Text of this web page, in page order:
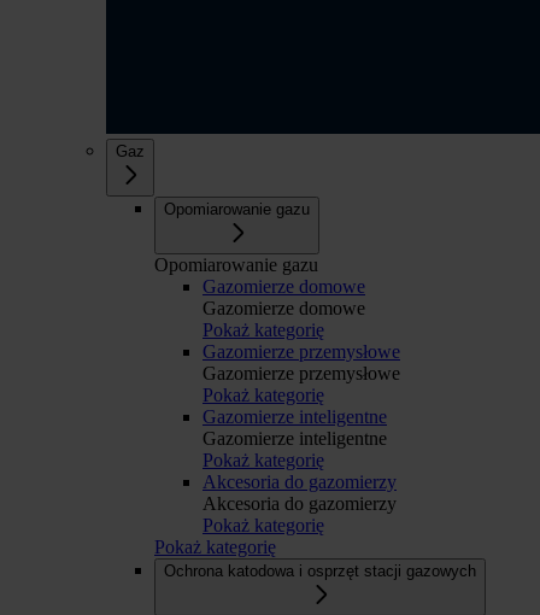
Gaz
Opomiarowanie gazu
Opomiarowanie gazu
Gazomierze domowe
Gazomierze domowe
Pokaż kategorię
Gazomierze przemysłowe
Gazomierze przemysłowe
Pokaż kategorię
Gazomierze inteligentne
Gazomierze inteligentne
Pokaż kategorię
Akcesoria do gazomierzy
Akcesoria do gazomierzy
Pokaż kategorię
Pokaż kategorię
Ochrona katodowa i osprzęt stacji gazowych